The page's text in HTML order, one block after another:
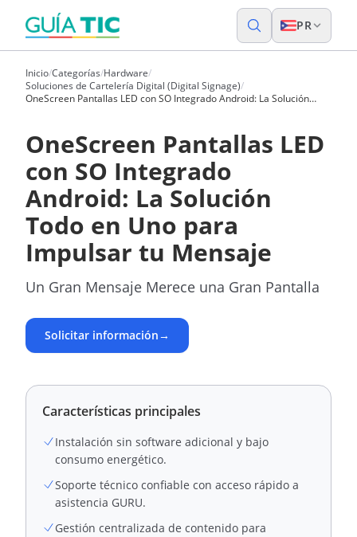
PR
Inicio/Categorías/Hardware/
Soluciones de Cartelería Digital (Digital Signage)/
OneScreen Pantallas LED con SO Integrado Android: La Solución
OneScreen Pantallas LED
con SO Integrado
Android: La Solución
Todo en Uno para
Impulsar tu Mensaje
Un Gran Mensaje Merece una Gran Pantalla
Solicitar información→
Características principales
Instalación sin software adicional y bajo
consumo energético.
Soporte técnico confiable con acceso rápido a
asistencia GURU.
Gestión centralizada de contenido para